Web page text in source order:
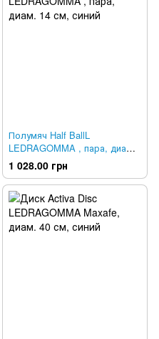
Полумяч Half BallL
LEDRAGOMMA , пара, диам.
14 см, синий
1 028.00 грн